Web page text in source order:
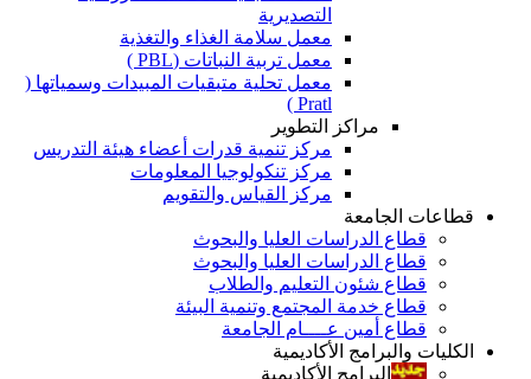
التصديرية
معمل سلامة الغذاء والتغذية
معمل تربية النباتات (PBL )
معمل تحلية متبقيات المبيدات وسمياتها (
Pratl )
مراكز التطوير
مركز تنمية قدرات أعضاء هيئة التدريس
مركز تنكولوجيا المعلومات
مركز القياس والتقويم
قطاعات الجامعة
قطاع الدراسات العليا والبحوث
قطاع الدراسات العليا والبحوث
قطاع شئون التعليم والطلاب
قطاع خدمة المجتمع وتنمية البيئة
قطاع أمين عــــام الجامعة
الكليات والبرامج الأكاديمية
البرامج الأكاديمية